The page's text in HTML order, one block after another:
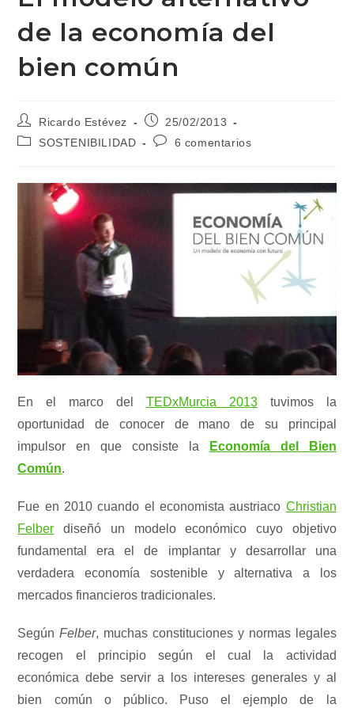
de la economía del
bien común
Autor
de
la
Ricardo Estévez
Publicación
de
25/02/2013
Categoría
entrada:
SOSTENIBILIDAD
Comentarios
entrada:
6 comentarios
En el marco del TEDxMurcia 2013tuvimos la
oportunidad de conocer de mano de su principal
impulsor en que consiste la
Economía del Bien
Común.
Fue en 2010 cuando el economista austriaco Christian
Felber diseñó un modelo económico cuyo objetivo
fundamental era el de implantar y desarrollar una
verdadera economía sostenible y alternativa a los
mercados financieros tradicionales.
SegúnFelber, muchas constituciones y normas legales
recogen el principio según el cual la actividad
económica debe servir a los intereses generales y al
bien común o público. Puso el ejemplo de la